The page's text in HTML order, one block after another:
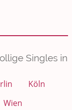
Singles in
Köln
Wien